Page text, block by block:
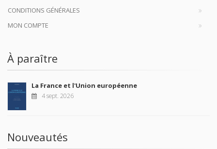
CONDITIONS GÉNÉRALES
MON COMPTE
À paraître
La France et l'Union européenne
4 sept. 2026
Nouveautés